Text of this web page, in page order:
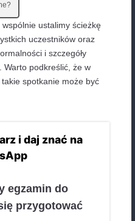
poziomie
i spotkanie
jest szybki kontakt na
możemy szybciej
terminach i uruchomić
Warto
wspólnie ustalimy
wszystkich uczestników